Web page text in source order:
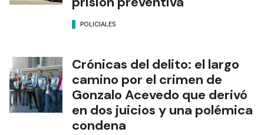
POLICIALES
Crónicas del delito: el largo
camino por el crimen de
Gonzalo Acevedo que derivó
en dos juicios y una polémica
condena